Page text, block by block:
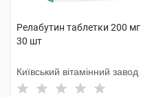
Релабутин таблетки 200 мг
30 шт
Київський вітамінний завод